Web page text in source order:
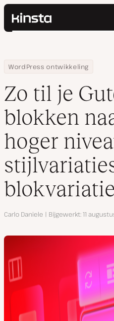
Kinsta®
Prijzen
Contact
Zoeken
Home
Hulpbronnen
Blog
WordPress ontwikkeling
Zo til je Gutenberg blokken
Zo til je
blokken
hoger
Auteur
Carlo Daniele Bijgewerkt 11